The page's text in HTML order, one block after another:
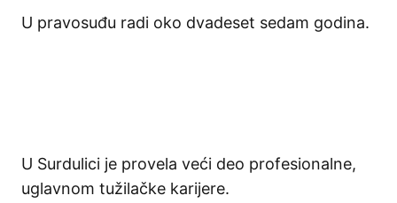
U pravosuđu radi oko dvadeset sedam godina.
U Surdulici je provela veći deo profesionalne,
uglavnom tužilačke karijere.